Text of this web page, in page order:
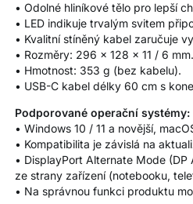
• Odolné hliníkové tělo pro lepší
• LED indikuje trvalým svitem
• Kvalitní stíněný kabel zaručuje
• Rozměry: 296 × 128 × 11 / 6 mm.
• Hmotnost: 353 g (bez kabelu).
• USB-C kabel délky 60 cm s
Podporované operační systémy:
• Windows 10 / 11 a novější,
• Kompatibilita je závislá na
• DisplayPort Alternate Mode
ze strany zařízení (notebooku,
• Na správnou funkci produktu